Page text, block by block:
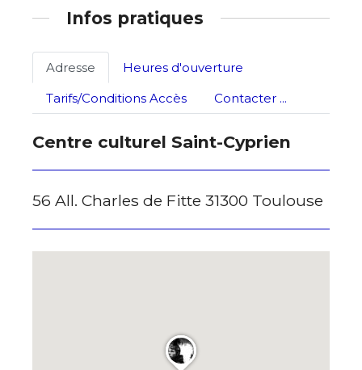
Statut / Organisation
J'accepte les
* Champ obligatoire
Nom
Prénom
J'accepte les termes et conditions
Infos pratiques
Adresse
Heures d'ouverture
Tarifs/Conditions Accès
Contacter ...
Centre culturel Saint-Cyprien
56 All. Charles de Fitte 31300 Toulouse